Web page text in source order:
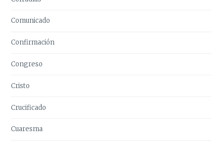
Comunicado
Confirmación
Congreso
Cristo
Crucificado
Cuaresma